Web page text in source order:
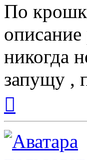
По
никогда
запущу ,
началу